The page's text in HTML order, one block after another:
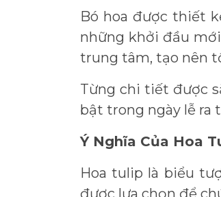
Bó hoa được thiết
những khởi đầu
trung tâm, tạo nên
Từng chi tiết được
bật trong ngày lễ ra
Ý Nghĩa Của Hoa
Hoa tulip là biểu